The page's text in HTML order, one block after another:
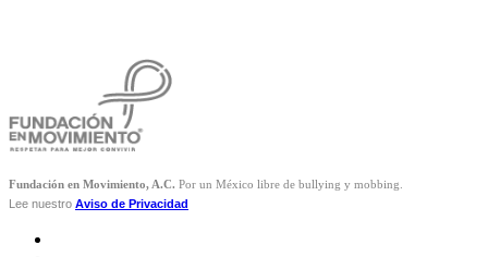
Fundación en Movimiento, A.C. Por un México libre de bullying y mobbing.
Lee nuestro Aviso de Privacidad